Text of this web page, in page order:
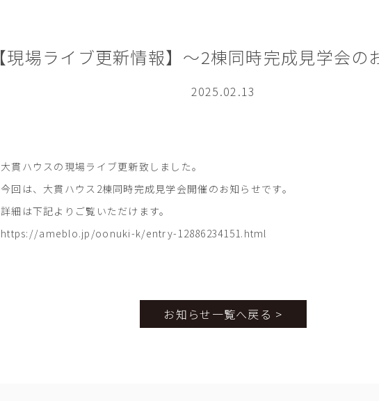
【現場ライブ更新情報】～2棟同時完成見学会の
2025.02.13
大貫ハウスの現場ライブ更新致しました。
今回は、大貫ハウス2棟同時完成見学会開催のお知らせです。
詳細は下記よりご覧いただけます。
https://ameblo.jp/oonuki-k/entry-12886234151.html
お知らせ一覧へ戻る >